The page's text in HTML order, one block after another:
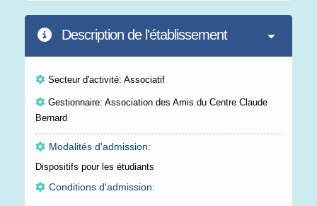
Description de l'établissement
Secteur d'activité: Associatif
Gestionnaire: Association des Amis du Centre Claude
Bernard
Modalités d'admission:
Dispositifs pour les étudiants
Conditions d'admission: